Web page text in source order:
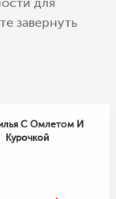
для
завернуть
С Омлетом И
Курочкой